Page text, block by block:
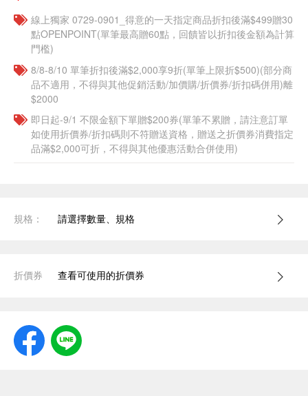
線上獨家 0729-0901_得意的一天指定商品折扣後滿$499贈30
點OPENPOINT(單筆最高贈60點，回饋皆以折扣後金額為計算
門檻)
8/8-8/10 單筆折扣後滿$2,000享9折(單筆上限折$500)(部分商
品不適用，不得與其他促銷活動/加價購/折價券/折扣碼併用)離
$2000
即日起-9/1 不限金額下單贈$200券(單筆不累贈，請注意訂單
如使用折價券/折扣碼則不符贈送資格，贈送之折價券消費指定
品滿$2,000可折，不得與其他優惠活動合併使用)
規格： 請選擇數量、規格
折價券 查看可使用的折價券